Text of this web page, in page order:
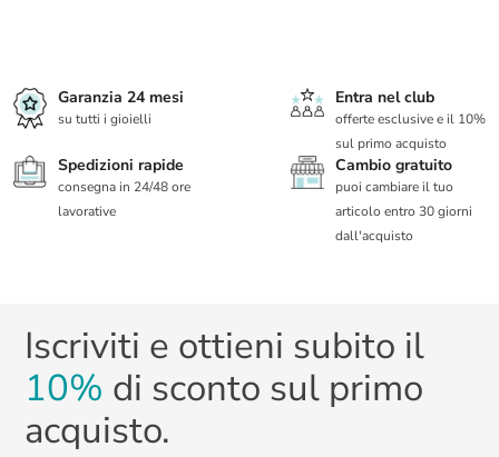
Garanzia 24 mesi
su tutti i gioielli
Entra nel club
offerte esclusive e il 10%
sul primo acquisto
Spedizioni rapide
consegna in 24/48 ore
lavorative
Cambio gratuito
puoi cambiare il tuo
articolo entro 30 giorni
dall'acquisto
Iscriviti e ottieni subito il
10% di sconto sul primo
acquisto.